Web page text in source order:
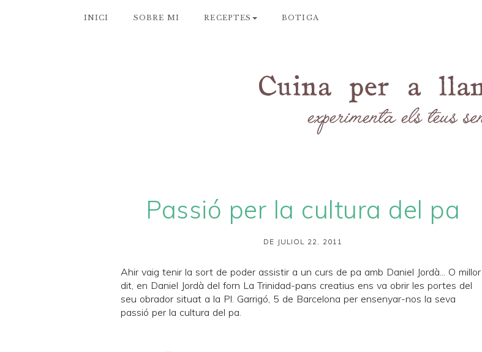
INICI SOBRE MI RECEPTES BOTIGA
Passió per la cultura del pa
DE JULIOL 22, 2011
Ahir vaig tenir la sort de poder assistir a un curs de pa amb Daniel Jordà... O millor
dit, en Daniel Jordà del forn La Trinidad-pans creatius ens va obrir les portes del
seu obrador situat a la Pl. Garrigó, 5 de Barcelona per ensenyar-nos la seva
passió per la cultura del pa.